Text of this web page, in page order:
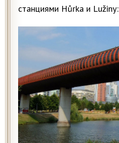
станциями Hůrka и Lužiny: